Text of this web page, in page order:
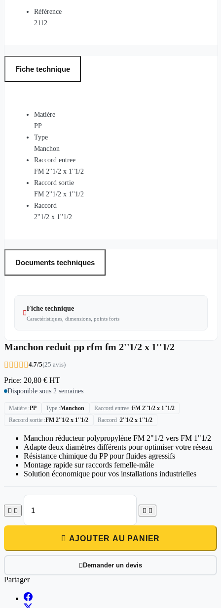
Référence
2112
Fiche technique
Matière
PP
Type
Manchon
Raccord entree
FM 2''1/2 x 1''1/2
Raccord sortie
FM 2''1/2 x 1''1/2
Raccord
2''1/2 x 1''1/2
Documents techniques

Fiche technique
Caractéristiques, dimensions, points forts
Manchon reduit pp rfm fm 2''1/2 x 1''1/2
    4.7/5(25 avis)
Price: 20,80 € HT
Disponible sous 2 semaines
Matière PP Type Manchon Raccord entree FM 2''1/2 x 1''1/2
Raccord sortie FM 2''1/2 x 1''1/2 Raccord 2''1/2 x 1''1/2
Manchon réducteur polypropylène FM 2"1/2 vers FM 1"1/2
Adapte deux diamètres différents pour optimiser votre réseau
Résistance chimique du PP pour fluides agressifs
Montage rapide sur raccords femelle-mâle
Solution économique pour vos installations industrielles
   
 AJOUTER AU PANIER
 Demander un devis
Partager